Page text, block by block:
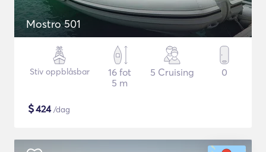
Mostro 501
Stiv oppblåsbar
16 fot
5 m
5 Cruising 0
$424/dag